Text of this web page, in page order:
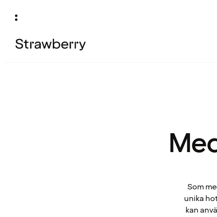
Som
unika
kan